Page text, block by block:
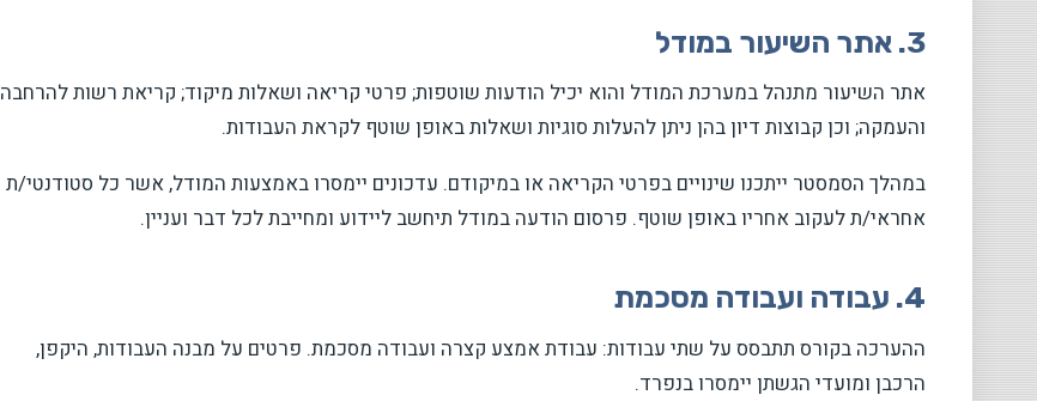
3. אתר השיעור במודל
אתר השיעור מתנהל במערכת המודל והוא יכיל הודעות שוטפות; פרטי קריאה ושאלות מיקוד; קריאת רשות להרחבה
והעמקה; וכן קבוצות דיון בהן ניתן להעלות סוגיות ושאלות באופן שוטף לקראת העבודות.
במהלך הסמסטר ייתכנו שינויים בפרטי הקריאה או במיקודם. עדכונים יימסרו באמצעות המודל, אשר כל סטודנטי/ת
אחראי/ת לעקוב אחריו באופן שוטף. פרסום הודעה במודל תיחשב ליידוע ומחייבת לכל דבר ועניין.
4. עבודה ועבודה מסכמת
ההערכה בקורס תתבסס על שתי עבודות: עבודת אמצע קצרה ועבודה מסכמת. פרטים על מבנה העבודות, היקפן,
הרכבן ומועדי הגשתן יימסרו בנפרד.